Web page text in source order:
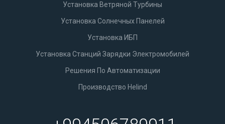
Установка Ветряной Турбины
Установка Солнечных Панелей
Установка ИБП
Установка Станций Зарядки Электромобилей
Решения По Автоматизации
Производство Helind